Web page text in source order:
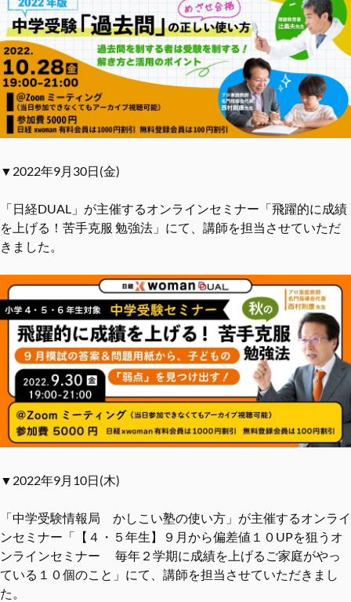
▼2022年9月30日(金)
「日経DUAL」が主催するオンラインセミナー「飛躍的に成績
を上げる！苦手克服 勉強法」にて、講師を担当させていただ
きました。
▼2022年9月10日(木)
「中学受験情報局 かしこい塾の使い方」が主催するオンライ
ンセミナー「【４・５年生】９月から偏差値１０UPを狙うオ
ンラインセミナー 毎年２学期に成績を上げるご家庭がやっ
ている１０個のこと」にて、講師を担当させていただきまし
た。